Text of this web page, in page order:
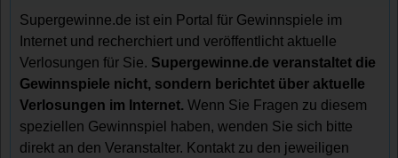
Supergewinne.de ist ein Portal für Gewinnspiele im
Internet und recherchiert und veröffentlicht aktuelle
Verlosungen für Sie. Supergewinne.de veranstaltet die
Gewinnspiele nicht, sondern berichtet über aktuelle
Verlosungen im Internet. Wenn Sie Fragen zu diesem
speziellen Gewinnspiel haben, wenden Sie sich bitte
direkt an den Veranstalter. Kontakt zu den jeweiligen